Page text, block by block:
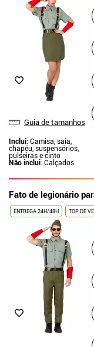
Guia de tamanhos
Inclui: Camisa, saia,
chapéu, suspensórios,
pulseiras e cinto
Não inclui: Calçados
Fato de legionário
ENTREGA 24H/48H TOP DE